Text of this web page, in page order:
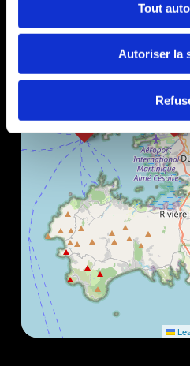
Tout
Autoriser la